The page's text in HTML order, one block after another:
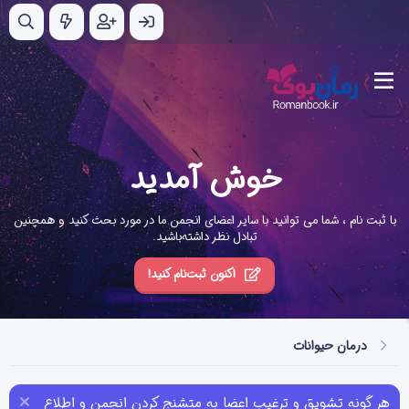
خوش آمدید
با ثبت نام ، شما می توانید با سایر اعضای انجمن ما در مورد بحث کنید و همچنین
تبادل نظر داشته‌باشید.
اکنون ثبت‌نام کنید!
درمان حیوانات
هر گونه تشویق و ترغیب اعضا به متشنج کردن انجمن و اطلاع